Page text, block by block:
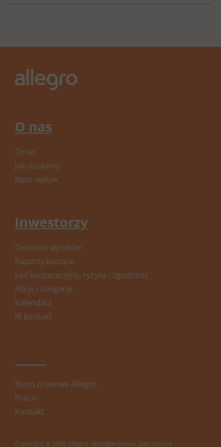
O nas
O nas
Jak działamy
Nasz wpływ
Inwestorzy
Centrum wyników
Raporty bieżące
Ład korporacyjny, ryzyka i zgodność
Akcje i obligacje
Kalendarz
IR kontakt
Biuro prasowe Allegro
Praca
Kontakt
Copyright © 2026 Allegro. Wszelkie prawa zastrzeżone